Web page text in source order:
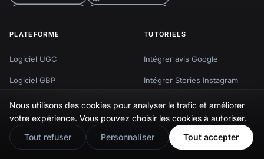
PLATEFORME
Logiciel UGC
Logiciel GBP
API GBP
Agrégateur de médias
sociaux
TUTORIELS
Intégrer avis Google
Intégrer Stories Instagram
Intégrer Reels Instagram
Intégrer flux hashtag
Instagram
Nous utilisons des cookies pour analyser le trafic et améliorer
votre expérience. Vous pouvez choisir les cookies à autoriser.
Tout refuser
Personnaliser Tout accepter
🇬🇧Would you prefer this site in English?
View in English